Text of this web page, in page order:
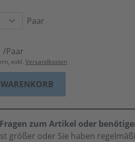
Paar
/Paar
exkl. Versandkosten
zum Artikel oder
größer oder Sie haben